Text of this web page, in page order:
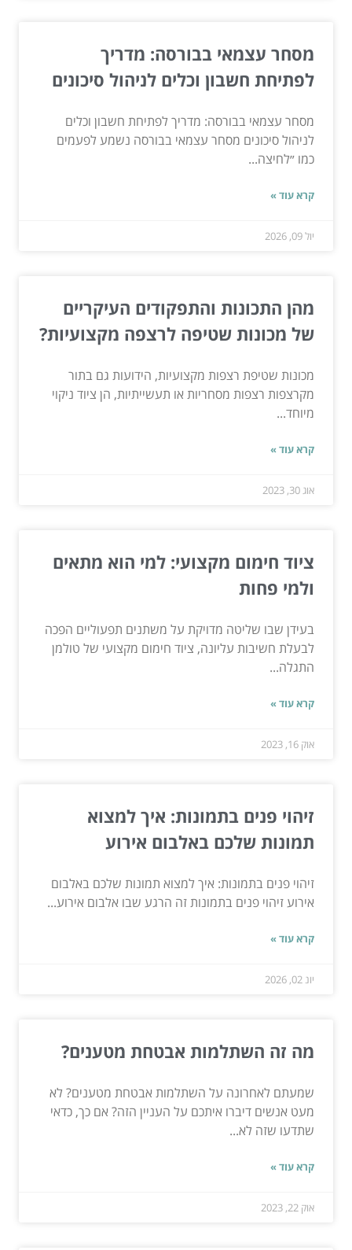
מסחר עצמאי בבורסה: מדריך
לפתיחת חשבון וכלים לניהול סיכונים
מסחר עצמאי בבורסה: מדריך לפתיחת חשבון וכלים
לניהול סיכונים מסחר עצמאי בבורסה נשמע לפעמים
כמו ״לחיצה...
קרא עוד »
יול 09, 2026
מהן התכונות והתפקודים העיקריים
של מכונות שטיפה לרצפה מקצועיות?
מכונות שטיפת רצפות מקצועיות, הידועות גם בתור
מקרצפות רצפות מסחריות או תעשייתיות, הן ציוד ניקוי
מיוחד...
קרא עוד »
אוג 30, 2023
ציוד חימום מקצועי: למי הוא מתאים
ולמי פחות
בעידן שבו שליטה מדויקת על משתנים תפעוליים הפכה
לבעלת חשיבות עליונה, ציוד חימום מקצועי של טולמן
התגלה...
קרא עוד »
אוק 16, 2023
זיהוי פנים בתמונות: איך למצוא
תמונות שלכם באלבום אירוע
זיהוי פנים בתמונות: איך למצוא תמונות שלכם באלבום
אירוע זיהוי פנים בתמונות זה הרגע שבו אלבום אירוע...
קרא עוד »
יונ 02, 2026
מה זה השתלמות אבטחת מטענים?
שמעתם לאחרונה על השתלמות אבטחת מטענים? לא
מעט אנשים דיברו איתכם על העניין הזה? אם כך, כדאי
שתדעו שזה לא...
קרא עוד »
אוק 22, 2023